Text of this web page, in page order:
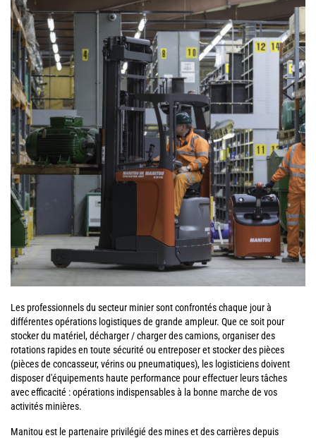
Les professionnels du secteur minier sont confrontés chaque jour à
différentes opérations logistiques de grande ampleur. Que ce soit pour
stocker du matériel, décharger / charger des camions, organiser des
rotations rapides en toute sécurité ou entreposer et stocker des pièces
(pièces de concasseur, vérins ou pneumatiques), les logisticiens doivent
disposer d'équipements haute performance pour effectuer leurs tâches
avec efficacité : opérations indispensables à la bonne marche de vos
activités minières.
Manitou est le partenaire privilégié des mines et des carrières depuis